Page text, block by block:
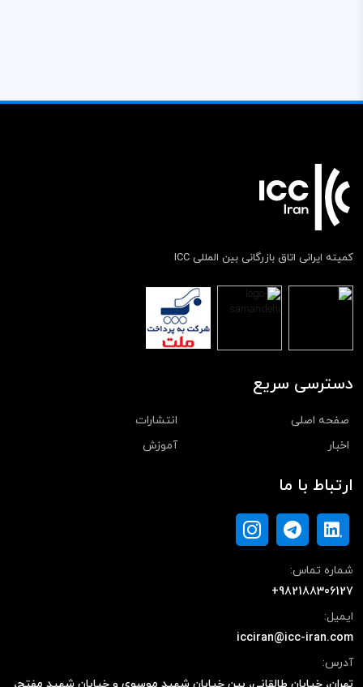
کمیته ایرانی اتاق بازرگانی بین المللی ICC
دسترسی سریع
صفحه اصلی
انتشارات
اخبار
آموزش
ارتباط با ما
شماره تماس:
+982188306127
ایمیل:
icciran@icc-iran.com
آدرس:
تهران، خیابان طالقانی، بین خیابان شهید موسوی و خیابان شهید مفتح،